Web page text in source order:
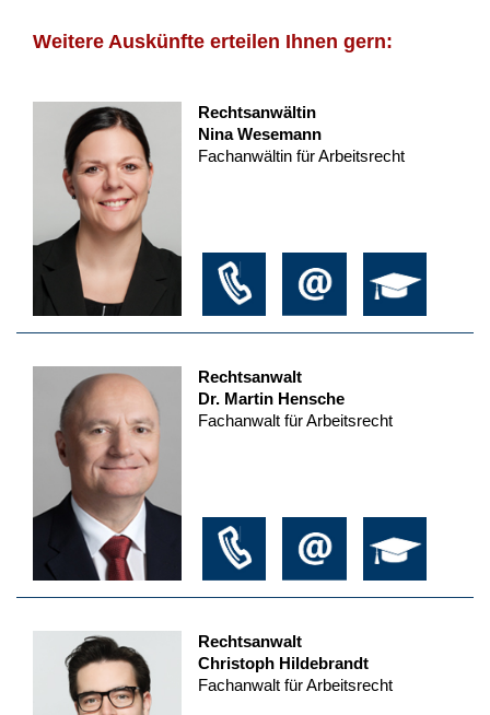
Weitere Auskünfte erteilen Ihnen gern:
Rechtsanwältin
Nina Wesemann
Fachanwältin für Arbeitsrecht
Rechtsanwalt
Dr. Martin Hensche
Fachanwalt für Arbeitsrecht
Rechtsanwalt
Christoph Hildebrandt
Fachanwalt für Arbeitsrecht